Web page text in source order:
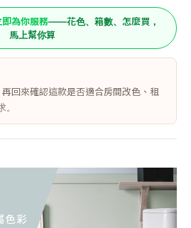
為你服務——花色、箱數、怎麼買，
馬上幫你算
再回來確認這款是否適合房間改色、租